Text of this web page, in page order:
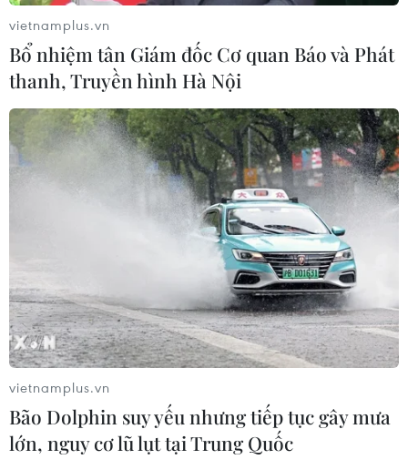
Chính phủ Hàn Quốc quyết định mở cửa thêm cung
đường mới tại huyện Cheorwon, tỉnh Gangwon từ ngày
1/6 tới, sau khi mở cửa DMZ hồi tháng Tư qua huyện
Goseong cũng thuộc tỉnh này.
UNC hạn chế dân thường tiếp cận trạm
vietnamplus.vn
Bổ nhiệm tân Giám đốc Cơ quan Báo và Phát
thanh, Truyền hình Hà Nội
vietnamplus.vn
Bão Dolphin suy yếu nhưng tiếp tục gây mưa
lớn, nguy cơ lũ lụt tại Trung Quốc